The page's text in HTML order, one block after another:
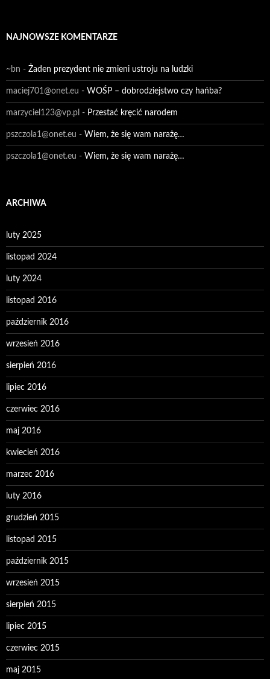
NAJNOWSZE KOMENTARZE
~bn - Żaden prezydent nie zmieni ustroju na ludzki
maciej701@onet.eu - WOŚP – dobrodziejstwo czy hańba?
marzyciel123@vp.pl - Przestać kręcić narodem
pszczola1@onet.eu - Wiem, że się wam narażę…
pszczola1@onet.eu - Wiem, że się wam narażę…
ARCHIWA
luty 2025
listopad 2024
luty 2024
listopad 2016
październik 2016
wrzesień 2016
sierpień 2016
lipiec 2016
czerwiec 2016
maj 2016
kwiecień 2016
marzec 2016
luty 2016
grudzień 2015
listopad 2015
październik 2015
wrzesień 2015
sierpień 2015
lipiec 2015
czerwiec 2015
maj 2015